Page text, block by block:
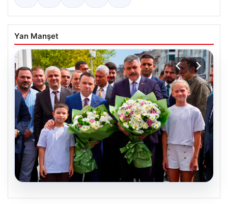
Yan Manşet
08.08.2026